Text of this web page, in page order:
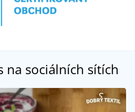
na sociálních sítích